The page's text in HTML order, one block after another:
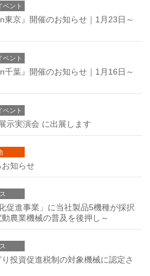
ベント
東京』開催のお知らせ｜1月23日～
ベント
千葉』開催のお知らせ｜1月16日～
ベント
示実演会 に出展します
知らせ
促進事業」に当社製品5機種が採択
農業機械の普及を後押し～
投資促進税制の対象機械に認定さ